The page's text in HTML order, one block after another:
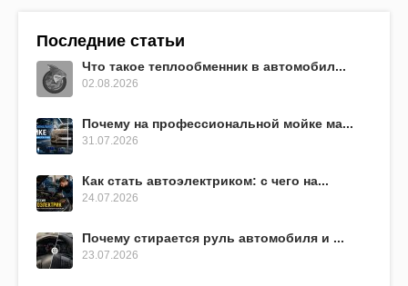
Последние статьи
Что такое теплообменник в автомобил...
02.08.2026
Почему на профессиональной мойке ма...
31.07.2026
Как стать автоэлектриком: с чего на...
24.07.2026
Почему стирается руль автомобиля и ...
23.07.2026